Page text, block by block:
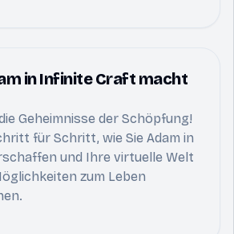
in Infinite Craft macht
Geheimnisse der Schöpfung!
für Schritt, wie Sie Adam in
und Ihre virtuelle Welt
zum Leben